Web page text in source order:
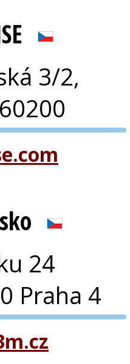
3/2,
PVA EXPO
24
Praha 4
PVA EXPO